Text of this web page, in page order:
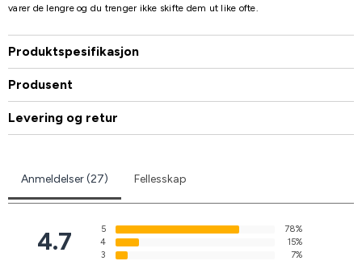
varer de lengre og du trenger ikke skifte dem ut like ofte.
Produktspesifikasjon
Produsent
Levering og retur
Anmeldelser (27) Fellesskap
4.7 5
78%
4
15%
3
7%